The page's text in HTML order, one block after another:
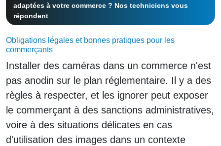
adaptées à votre commerce ? Nos techniciens vous
répondent
Obligations légales et bonnes pratiques pour les
commerçants
Installer des caméras dans un commerce n'est
pas anodin sur le plan réglementaire. Il y a des
règles à respecter, et les ignorer peut exposer
le commerçant à des sanctions administratives,
voire à des situations délicates en cas
d'utilisation des images dans un contexte